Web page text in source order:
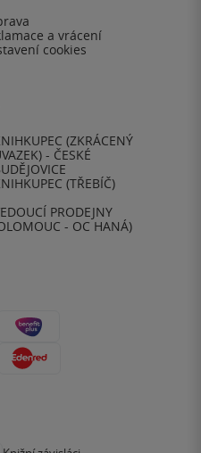
a vrácení
cookies
(ZKRÁCENÝ
- ČESKÉ
(TŘEBÍČ)
PRODEJNY
- OC HANÁ)